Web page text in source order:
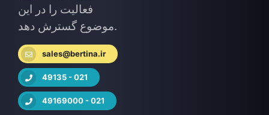
فعالیت را در این
موضوع گسترش دهد.
sales@bertina.ir
49135 - 021
49169000 - 021